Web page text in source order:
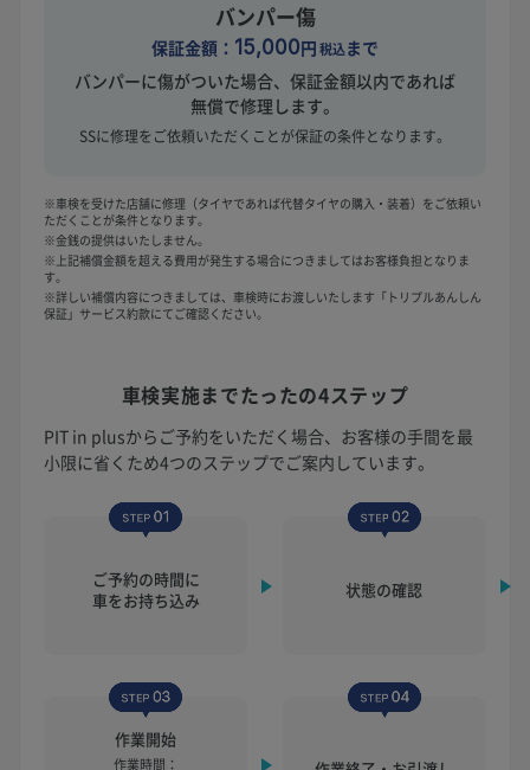
バンパー傷
保証金額： 15,000円税込まで
バンパーに傷がついた場合、保証金額以内であれば
無償で修理します。
SSに修理をご依頼いただくことが保証の条件となります。
※車検を受けた店舗に修理（タイヤであれば代替タイヤの購入・装着）をご依頼い
ただくことが条件となります。
※金銭の提供はいたしません。
※上記補償金額を超える費用が発生する場合につきましてはお客様負担となりま
す。
※詳しい補償内容につきましては、車検時にお渡しいたします「トリプルあんしん
保証」サービス約款にてご確認ください。
車検実施までたったの4ステップ
PIT in plusからご予約をいただく場合、お客様の手間を最
小限に省くため4つのステップでご案内しています。
ご予約の時間に
車をお持ち込み
状態の確認
作業開始
作業時間：